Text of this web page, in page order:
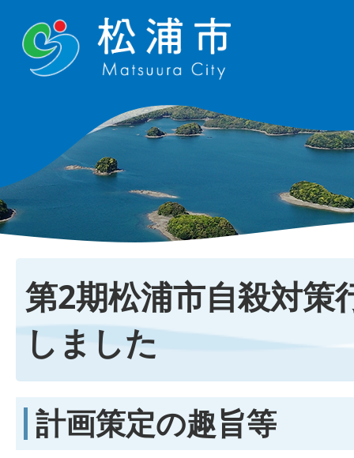
第2期松浦市自殺対策
しました
計画策定の趣旨等